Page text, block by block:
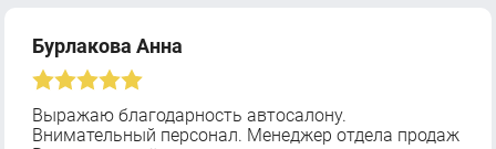
Бурлакова Анна
Выражаю благодарность автосалону.
Внимательный персонал. Менеджер отдела продаж